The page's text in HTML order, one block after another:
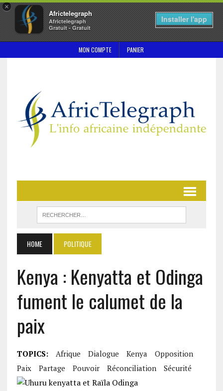
×
Africtelegraph
Africtelegraph
Gratuit - Gratuit
Installer l'app
MON COMPTE PANIER
HOME POLITIQUE
Kenya : Kenyatta et Odinga
fument le calumet de la
paix
TOPICS: Afrique Dialogue Kenya
Opposition
Paix
Partage Pouvoir Réconciliation Sécurité